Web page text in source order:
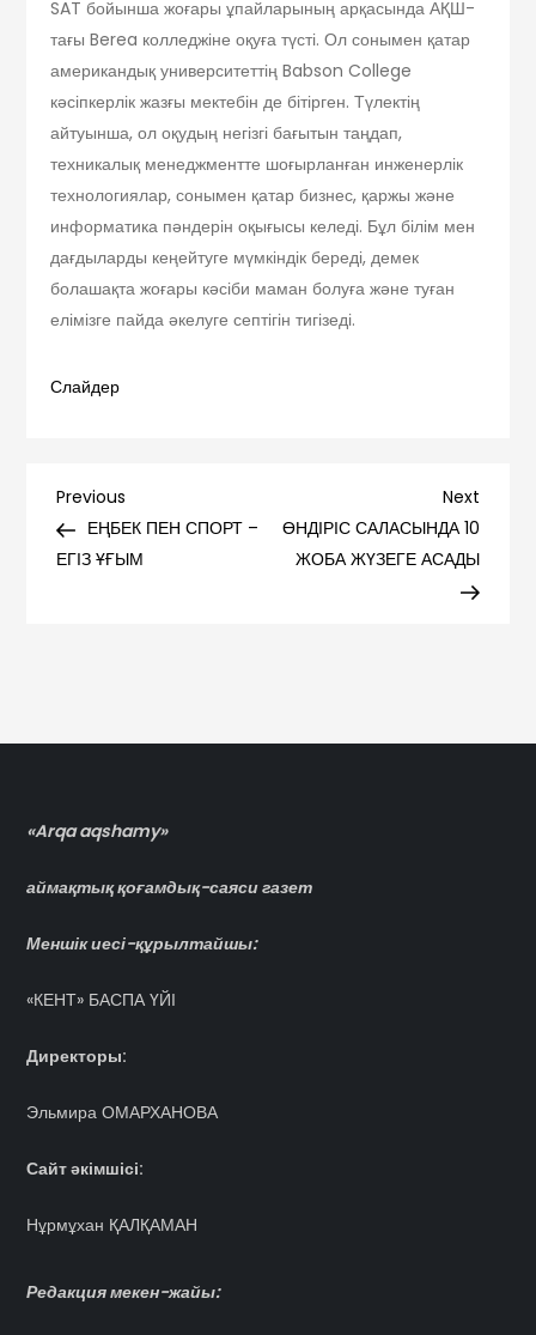
SAT бойынша жоғары ұпайларының арқасында АҚШ-
тағы Berea колледжіне оқуға түсті. Ол сонымен қатар
американдық университеттің Babson College
кәсіпкерлік жазғы мектебін де бітірген. Түлектің
айтуынша, ол оқудың негізгі бағытын таңдап,
техникалық менеджментте шоғырланған инженерлік
технологиялар, сонымен қатар бизнес, қаржы және
информатика пәндерін оқығысы келеді. Бұл білім мен
дағдыларды кеңейтуге мүмкіндік береді, демек
болашақта жоғары кәсіби маман болуға және туған
елімізге пайда әкелуге септігін тигізеді.
Слайдер
Навигация
по
Previous
Post
Previous
ЕҢБЕК ПЕН СПОРТ –
ЕГІЗ ҰҒЫМ
Next
Post
Next
ӨНДІРІС САЛАСЫНДА 10
ЖОБА ЖҮЗЕГЕ АСАДЫ
«Arqa aqshamy»
аймақтық қоғамдық-саяси газет
Меншік иесі-құрылтайшы:
«КЕНТ» БАСПА ҮЙІ
Директоры:
Эльмира ОМАРХАНОВА
Сайт әкімшісі:
Нұрмұхан ҚАЛҚАМАН
Редакция мекен-жайы: